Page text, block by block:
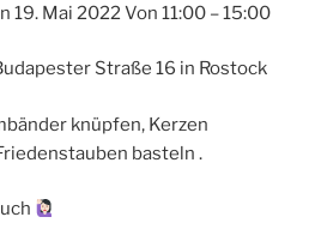
19. Mai 2022 Von 11:00 – 15:00
Straße 16 in Rostock
knüpfen, Kerzen
basteln .